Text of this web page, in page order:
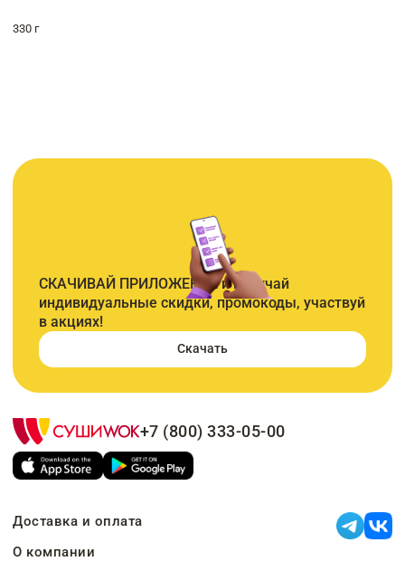
330 г
СКАЧИВАЙ ПРИЛОЖЕНИЕ и получай
индивидуальные скидки, промокоды, участвуй
в акциях!
Скачать
+7 (800) 333-05-00
Доставка и оплата
О компании